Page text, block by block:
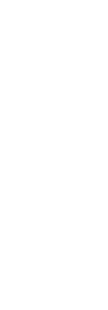
ートにてお買